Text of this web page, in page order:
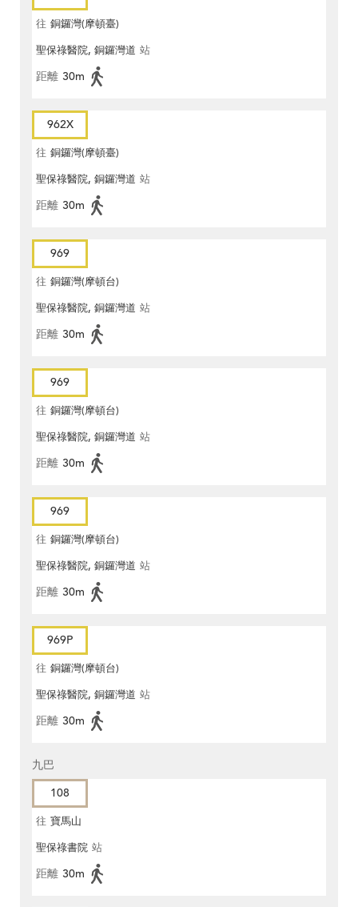
往 銅鑼灣(摩頓臺)
聖保祿醫院, 銅鑼灣道 站
距離 30m
962X
往 銅鑼灣(摩頓臺)
聖保祿醫院, 銅鑼灣道 站
距離 30m
969
往 銅鑼灣(摩頓台)
聖保祿醫院, 銅鑼灣道 站
距離 30m
969
往 銅鑼灣(摩頓台)
聖保祿醫院, 銅鑼灣道 站
距離 30m
969
往 銅鑼灣(摩頓台)
聖保祿醫院, 銅鑼灣道 站
距離 30m
969P
往 銅鑼灣(摩頓台)
聖保祿醫院, 銅鑼灣道 站
距離 30m
九巴
108
往 寶馬山
聖保祿書院 站
距離 30m